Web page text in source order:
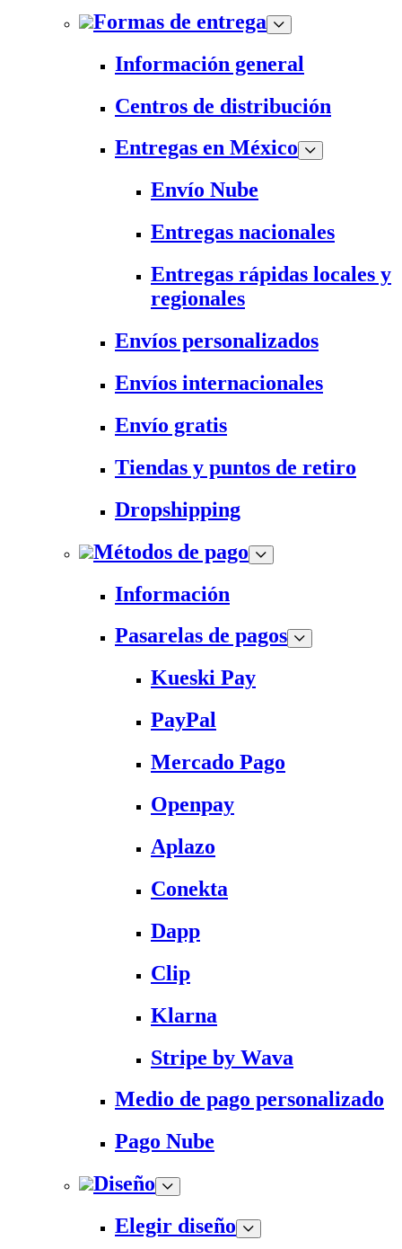
Formas de entrega
Información general
Centros de distribución
Entregas en México
Envío Nube
Entregas nacionales
Entregas rápidas locales y
regionales
Envíos personalizados
Envíos internacionales
Envío gratis
Tiendas y puntos de retiro
Dropshipping
Métodos de pago
Información
Pasarelas de pagos
Kueski Pay
PayPal
Mercado Pago
Openpay
Aplazo
Conekta
Dapp
Clip
Klarna
Stripe by Wava
Medio de pago personalizado
Pago Nube
Diseño
Elegir diseño